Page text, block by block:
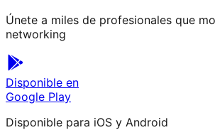
Únete a miles de profesionales que
networking
Disponible en
Google Play
Disponible para iOS y Android